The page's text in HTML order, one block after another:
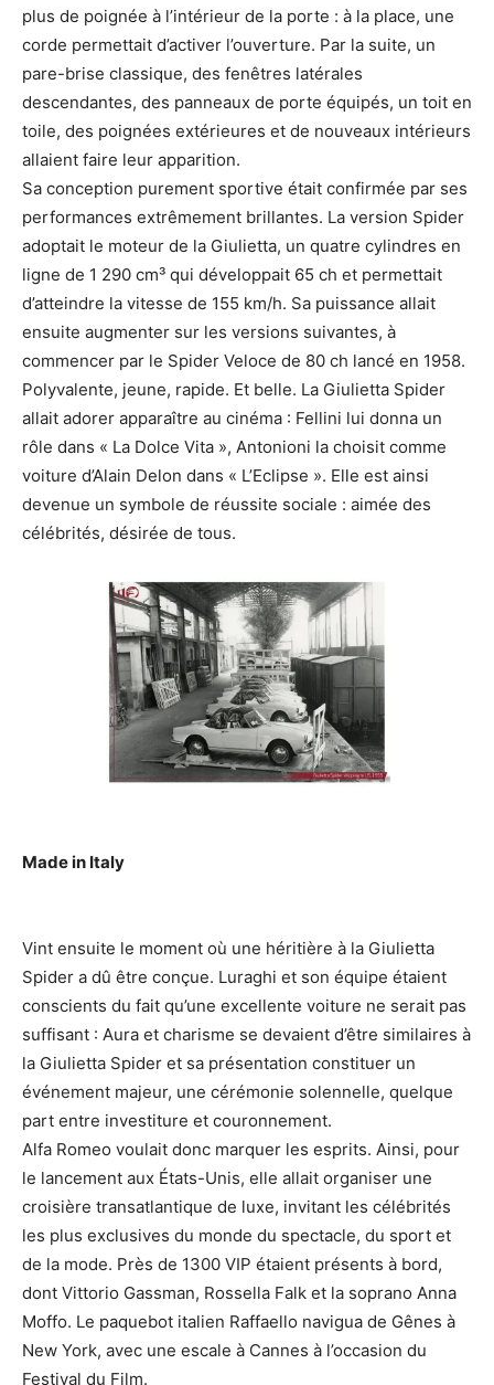
plus de poignée à l’intérieur de la porte : à la place, une
corde permettait d’activer l’ouverture. Par la suite, un
pare-brise classique, des fenêtres latérales
descendantes, des panneaux de porte équipés, un toit en
toile, des poignées extérieures et de nouveaux intérieurs
allaient faire leur apparition.
Sa conception purement sportive était confirmée par ses
performances extrêmement brillantes. La version Spider
adoptait le moteur de la Giulietta, un quatre cylindres en
ligne de 1 290 cm³ qui développait 65 ch et permettait
d’atteindre la vitesse de 155 km/h. Sa puissance allait
ensuite augmenter sur les versions suivantes, à
commencer par le Spider Veloce de 80 ch lancé en 1958.
Polyvalente, jeune, rapide. Et belle. La Giulietta Spider
allait adorer apparaître au cinéma : Fellini lui donna un
rôle dans « La Dolce Vita », Antonioni la choisit comme
voiture d’Alain Delon dans « L’Eclipse ». Elle est ainsi
devenue un symbole de réussite sociale : aimée des
célébrités, désirée de tous.
Made in Italy
Vint ensuite le moment où une héritière à la Giulietta
Spider a dû être conçue. Luraghi et son équipe étaient
conscients du fait qu’une excellente voiture ne serait pas
suffisant : Aura et charisme se devaient d’être similaires à
la Giulietta Spider et sa présentation constituer un
événement majeur, une cérémonie solennelle, quelque
part entre investiture et couronnement.
Alfa Romeo voulait donc marquer les esprits. Ainsi, pour
le lancement aux États-Unis, elle allait organiser une
croisière transatlantique de luxe, invitant les célébrités
les plus exclusives du monde du spectacle, du sport et
de la mode. Près de 1300 VIP étaient présents à bord,
dont Vittorio Gassman, Rossella Falk et la soprano Anna
Moffo. Le paquebot italien Raffaello navigua de Gênes à
New York, avec une escale à Cannes à l’occasion du
Festival du Film.